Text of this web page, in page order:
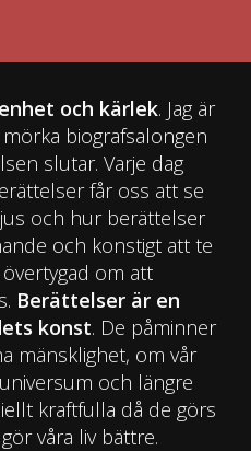
och kärlek. Jag är
biografsalongen
slutar. Varje dag
får oss att se
och hur berättelser
och konstigt att te
övertygad om att
Berättelser är en
konst. De påminner
mänsklighet, om vår
och längre
kraftfulla då de görs
våra liv bättre.